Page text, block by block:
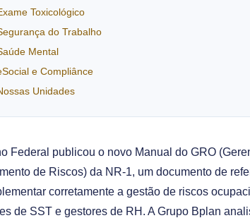
Toxicológico
do Trabalho
Mental
e Compliânce
Unidades
Federal publicou o novo Manual do GRO
de Riscos) da NR-1, um documento de
corretamente a gestão de riscos
de SST e gestores de RH. A Grupo Bplan